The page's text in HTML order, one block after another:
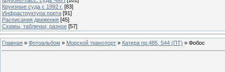
Круизные суда с 1992 г. [83]
Инфраструктура порта [91]
Расписания движения [45]
Схемы, таблички, разное [57]
Главная » Фотоальбом » Морской транспорт » Катера пр.485, 544 (ПТ) » Фобос